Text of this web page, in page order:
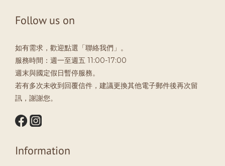
Follow us on
如有需求，歡迎點選「聯絡我們」。
服務時間：週一至週五 11:00-17:00
週末與國定假日暫停服務。
若有多次未收到回覆信件，建議更換其他電子郵件後再次留
訊，謝謝您。
Information